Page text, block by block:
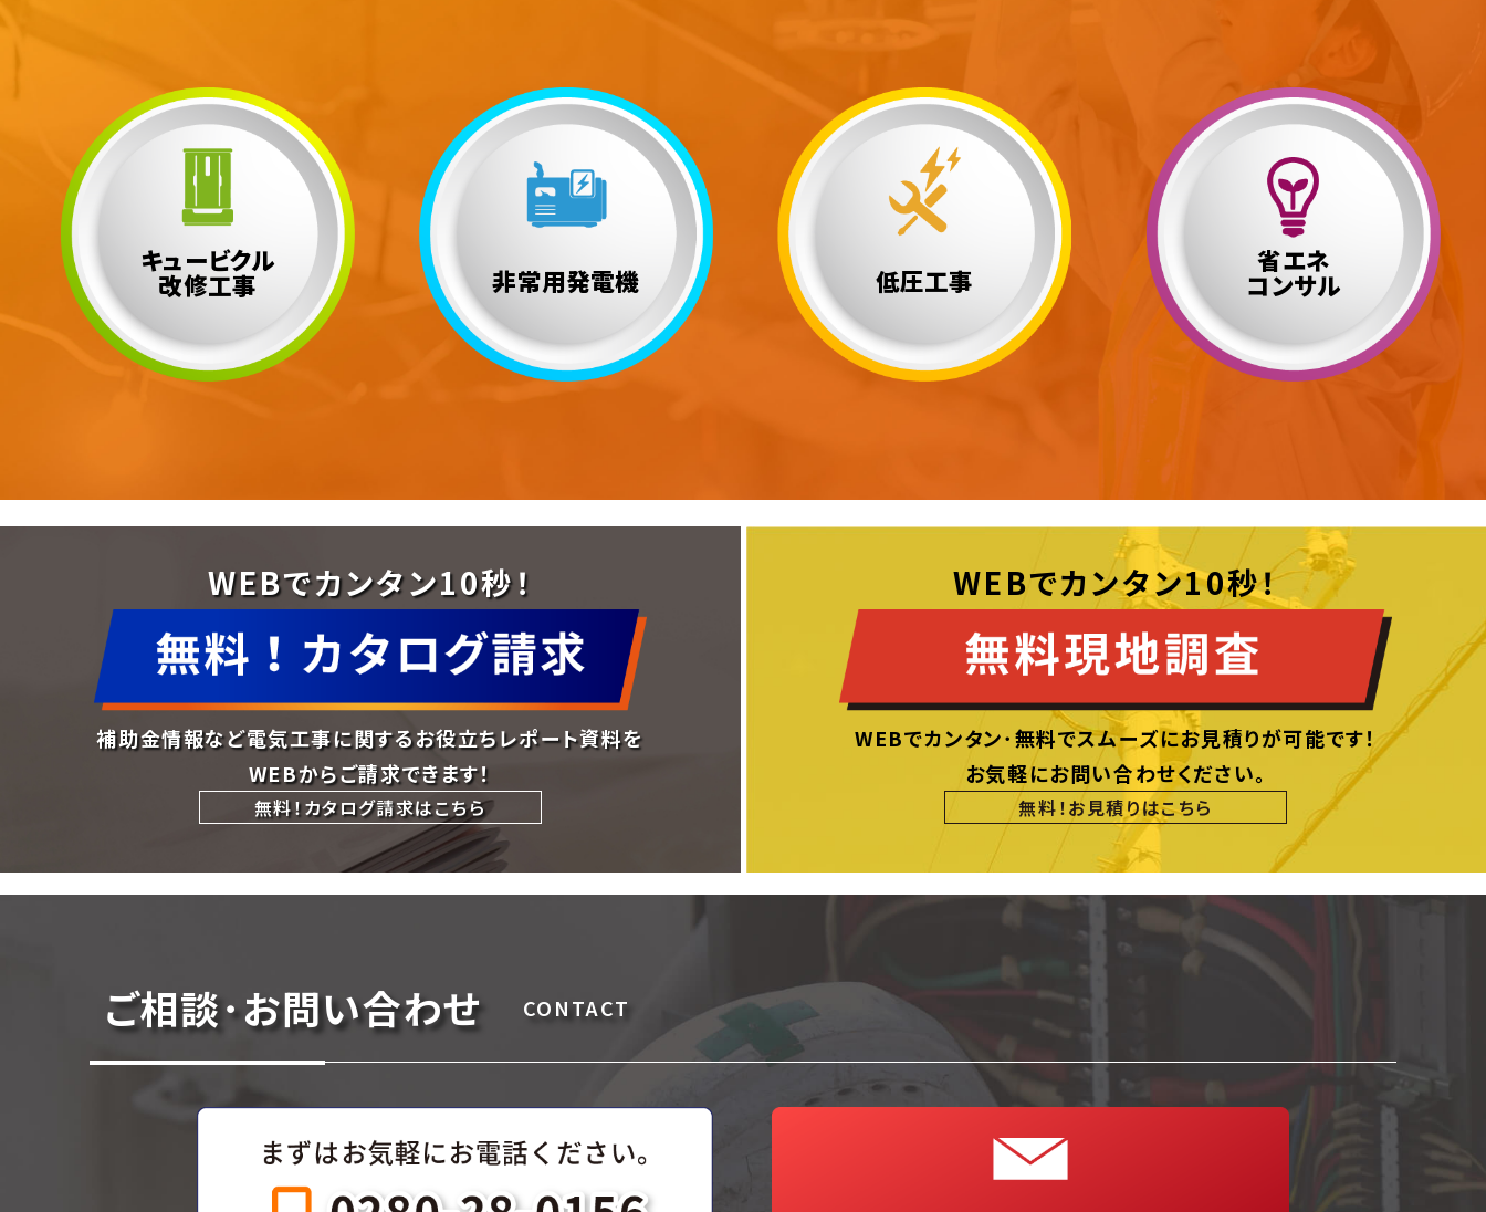
キュービクル
改修工事 非常用発電機 低圧工事
省エネ
コンサル
WEBでカンタン10秒！
補助金情報など電気工事に関するお役立ちレポート資料を
WEBからご請求できます！
無料！カタログ請求はこちら
WEBでカンタン10秒！
WEBでカンタン･無料でスムーズにお見積りが可能です！
お気軽にお問い合わせください。
無料！お見積りはこちら
ご相談･お問い合わせ CONTACT